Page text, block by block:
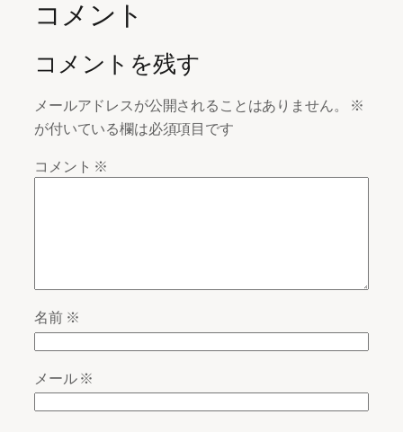
コメント
コメントを残す
メールアドレスが公開されることはありません。
※
が付いている欄は必須項目です
コメント ※
名前 ※
メール※